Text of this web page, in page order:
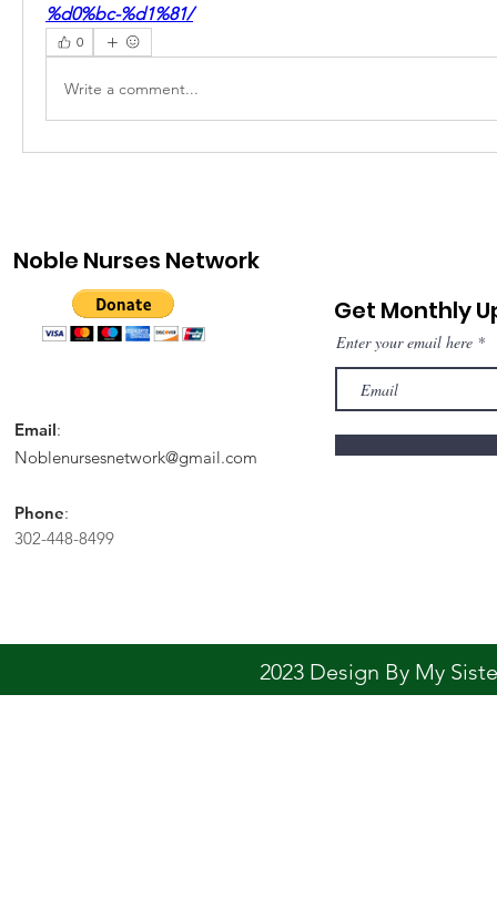
%d0%bc-%d1%81/
0
Write a comment...
Noble Nurses Network
Email:
Noblenursesnetwork@gmail.com
Phone:
302-448-8499
Get Monthly
Enter your email here
2023 Design By My